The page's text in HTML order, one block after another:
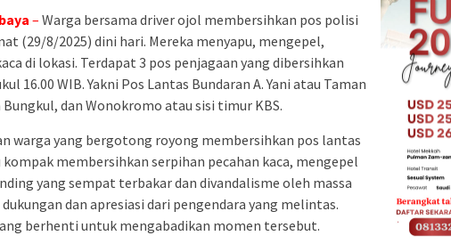
– Warga bersama driver ojol membersihkan pos polisi
(29/8/2025) dini hari. Mereka menyapu, mengepel,
di lokasi. Terdapat 3 pos penjagaan yang dibersihkan
16.00 WIB. Yakni Pos Lantas Bundaran A. Yani atau Taman
dan Wonokromo atau sisi timur KBS.
warga yang bergotong royong membersihkan pos lantas
membersihkan serpihan pecahan kaca, mengepel
yang sempat terbakar dan divandalisme oleh massa
dan apresiasi dari pengendara yang melintas.
berhenti untuk mengabadikan momen tersebut.